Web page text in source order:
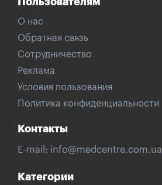
О нас
Обратная связь
Сотрудничество
Реклама
Условия пользования
Политика конфиденциальности
Контакты
E-mail: info@medcentre.com.ua
Категории